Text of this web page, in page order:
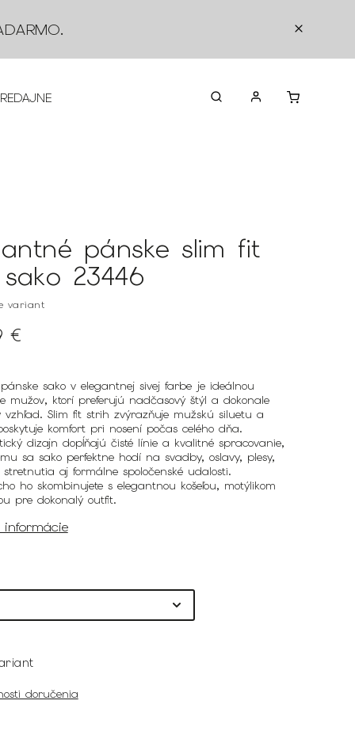
.
KONTAKTY
pánske slim fit
23446
variant
€
sako v elegantnej sivej farbe je ideálnou
mužov, ktorí preferujú nadčasový štýl a dokonale
vzhľad. Slim fit strih zvýrazňuje mužskú siluetu a
komfort pri nosení počas celého dňa.
dizajn dopĺňajú čisté línie a kvalitné spracovanie,
sa sako perfektne hodí na svadby, oslavy, plesy,
stretnutia aj formálne spoločenské udalosti.
ho skombinujete s elegantnou košeľou, motýlikom
pre dokonalý outfit.
informácie
doručenia